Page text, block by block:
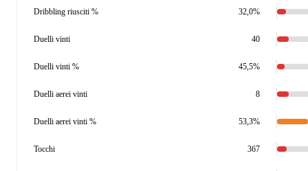
Dribbling riusciti % 32,0%
Duelli vinti 40
Duelli vinti % 45,5%
Duelli aerei vinti 8
Duelli aerei vinti % 53,3%
Tocchi 367